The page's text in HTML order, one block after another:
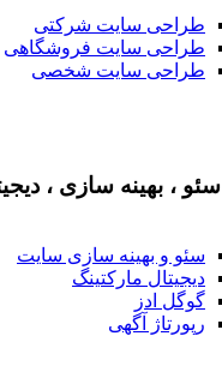
طراحی سایت شرکتی
طراحی سایت فروشگاهی
طراحی سایت شخصی
سئو ، بهینه سازی ،
سئو و بهینه سازی سایت
دیجیتال مارکتینگ
گوگل ادز
رپورتاژ آگهی